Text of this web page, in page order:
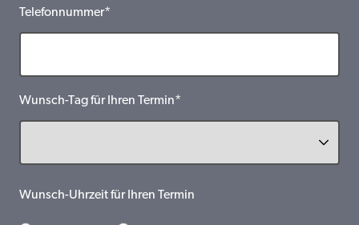
Telefonnummer*
Wunsch-Tag für Ihren Termin*
Wunsch-Uhrzeit für Ihren Termin